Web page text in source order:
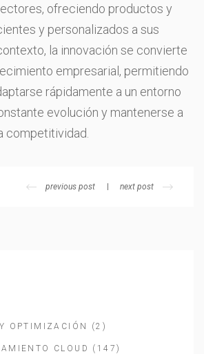
ofreciendo productos y
y personalizados a sus
la innovación se convierte
empresarial, permitiendo
rápidamente a un entorno
evolución y mantenerse a
competitividad.
previous post next post
OPTIMIZACIÓN (2)
CLOUD (147)